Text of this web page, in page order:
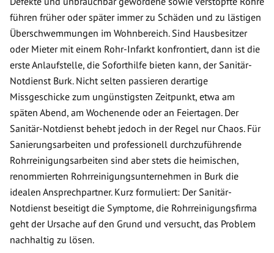
führen früher oder später immer zu Schäden und zu lästigen
Überschwemmungen im Wohnbereich. Sind Hausbesitzer
oder Mieter mit einem Rohr-Infarkt konfrontiert, dann ist die
erste Anlaufstelle, die Soforthilfe bieten kann, der Sanitär-
Notdienst Burk. Nicht selten passieren derartige
Missgeschicke zum ungünstigsten Zeitpunkt, etwa am
späten Abend, am Wochenende oder an Feiertagen. Der
Sanitär-Notdienst behebt jedoch in der Regel nur Chaos. Für
Sanierungsarbeiten und professionell durchzuführende
Rohrreinigungsarbeiten sind aber stets die heimischen,
renommierten Rohrreinigungsunternehmen in Burk die
idealen Ansprechpartner. Kurz formuliert: Der Sanitär-
Notdienst beseitigt die Symptome, die Rohrreinigungsfirma
geht der Ursache auf den Grund und versucht, das Problem
nachhaltig zu lösen.